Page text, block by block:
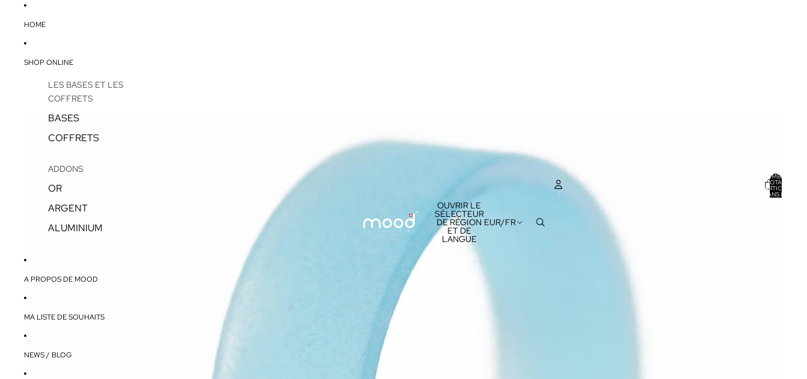
HOME
SHOP ONLINE
LES BASES ET LES
COFFRETS
BASES
COFFRETS
ADDONS
OR
ARGENT
ALUMINIUM
A PROPOS DE MOOD
MA LISTE DE SOUHAITS
NEWS / BLOG
OUVRIR LE
SÉLECTEUR
DE RÉGION
ET DE
LANGUE
EUR/FR COMPTE
NOMBRE
TOTAL
D’ARTICLES
DANS LE